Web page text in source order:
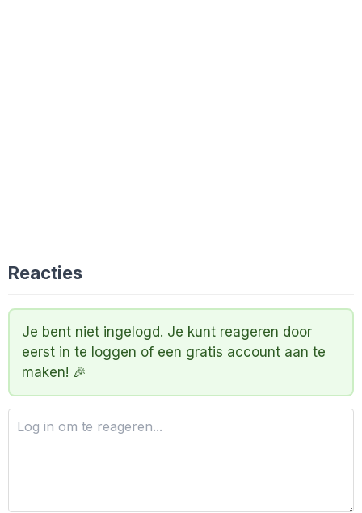
Reacties
Je bent niet ingelogd. Je kunt reageren door
eerst in te loggen of een gratis account aan te
maken! 🎉